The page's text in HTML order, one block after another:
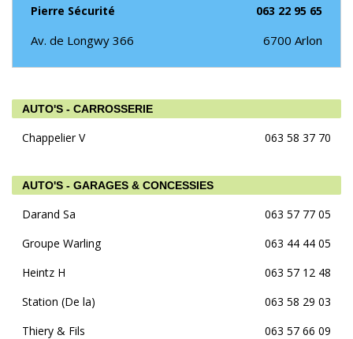
Pierre Sécurité 063 22 95 65
Av. de Longwy 366 6700 Arlon
AUTO'S - CARROSSERIE
Chappelier V 063 58 37 70
AUTO'S - GARAGES & CONCESSIES
Darand Sa
063 57 77 05
Groupe Warling
063 44 44 05
Heintz H
063 57 12 48
Station (De la)
063 58 29 03
Thiery & Fils
063 57 66 09